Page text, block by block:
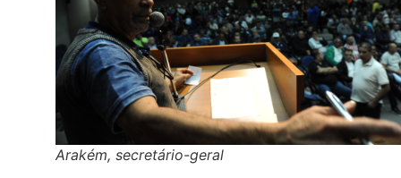
Arakém, secretário-geral